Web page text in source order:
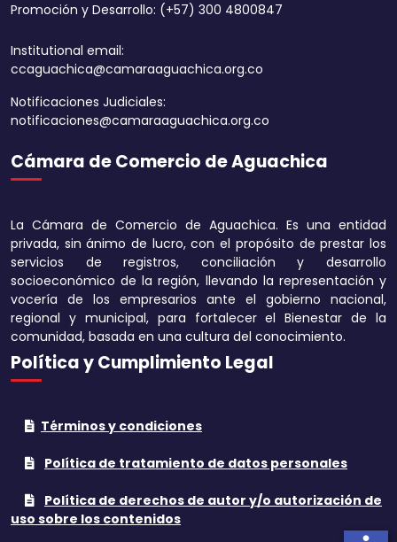
Promoción y Desarrollo: (+57) 300 4800847
Institutional email:
ccaguachica@camaraaguachica.org.co
Notificaciones Judiciales:
notificaciones@camaraaguachica.org.co
Cámara de Comercio de Aguachica
La Cámara de Comercio de Aguachica. Es una entidad
privada, sin ánimo de lucro, con el propósito de prestar los
servicios de registros, conciliación y desarrollo
socioeconómico de la región, llevando la representación y
vocería de los empresarios ante el gobierno nacional,
regional y municipal, para fortalecer el Bienestar de la
comunidad, basada en una cultura del conocimiento.
Política y Cumplimiento Legal
Términos y condiciones
Política de tratamiento de datos personales
Política de derechos de autor y/o autorización de
uso sobre los contenidos
Aumentar
Aumentar el
texto
Disminuir el
texto
Aumentar la
Tonos grises
Subrayar enlaces